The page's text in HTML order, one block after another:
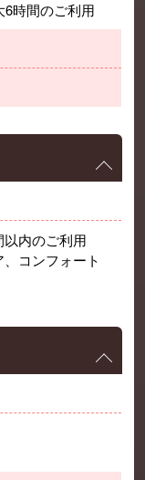
時間のご利用
以内のご利用
コンフォート